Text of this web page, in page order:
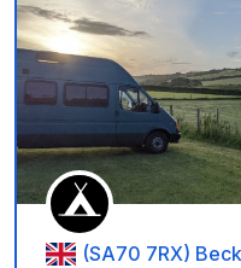
(SA70 7RX)